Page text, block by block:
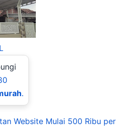
.
Website Mulai 500 Ribu per